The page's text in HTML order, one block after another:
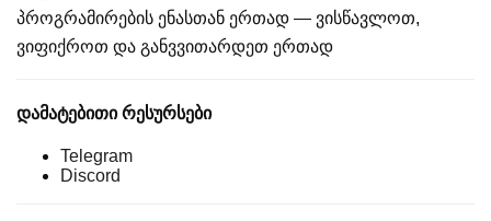
პროგრამირების ენასთან ერთად — ვისწავლოთ,
ვიფიქროთ და განვვითარდეთ ერთად
დამატებითი რესურსები
Telegram
Discord